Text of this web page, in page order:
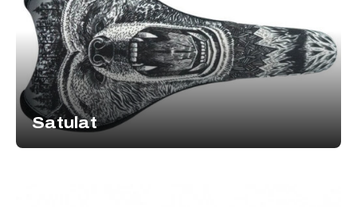
Satulat